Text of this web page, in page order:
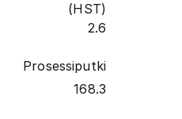
(HST)
2.6
Prosessiputki
168.3